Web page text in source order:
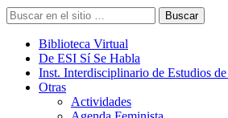
Buscar
Biblioteca Virtual
De ESI Sí Se Habla
Inst. Interdisciplinario de Estudios
Otras
Actividades